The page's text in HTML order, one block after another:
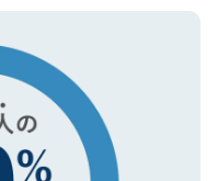
ご安心ください。
さい。